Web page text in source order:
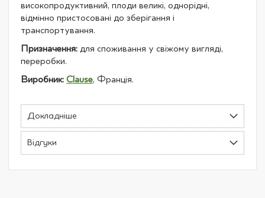
високопродуктивний, плоди великі, однорідні,
відмінно пристосовані до зберігання і
транспортування.
Призначення: для споживання у свіжому вигляді,
переробки.
Виробник: Clause, Франція.
Докладніше
Відгуки